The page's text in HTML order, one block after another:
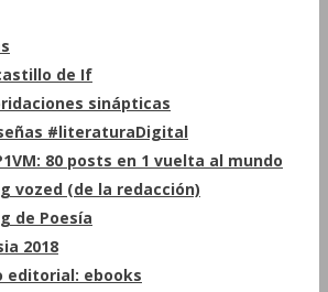
de If
sinápticas
#literaturaDigital
80 posts en 1 vuelta al mundo
vozed (de la redacción)
de Poesía
2018
editorial: ebooks